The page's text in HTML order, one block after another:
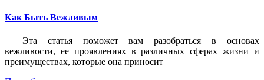
Как Быть Вежливым
Эта статья поможет вам разобраться в основах
вежливости, ее проявлениях в различных сферах жизни и
преимуществах, которые она приносит